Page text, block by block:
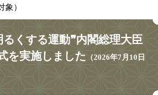
象）
るくする運動❞内閣総理大臣
を実施しました （2026年7月10日